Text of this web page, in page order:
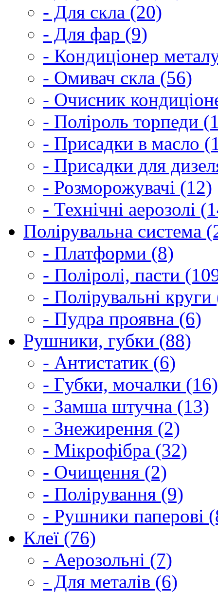
- Для скла (20)
- Для фар (9)
- Кондиціонер
- Омивач скла (56)
- Очисник
- Поліроль торпеди
- Присадки в масло
- Присадки для
- Розморожувачі (12)
- Технічні аерозолі
Полірувальна система
- Платформи (8)
- Поліролі, пасти
- Полірувальні
- Пудра проявна (6)
Рушники, губки (88)
- Антистатик (6)
- Губки, мочалки (16)
- Замша штучна (13)
- Знежирення (2)
- Мікрофібра (32)
- Очищення (2)
- Полірування (9)
- Рушники паперові
Клеї (76)
- Аерозольні (7)
- Для металів (6)